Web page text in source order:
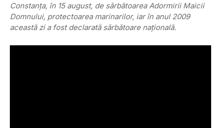
Constanţa, în 15 august, de sărbătoarea Adormirii Maicii
Domnului, protectoarea marinarilor, iar în anul 2009
această zi a fost declarată sărbătoare naţională.